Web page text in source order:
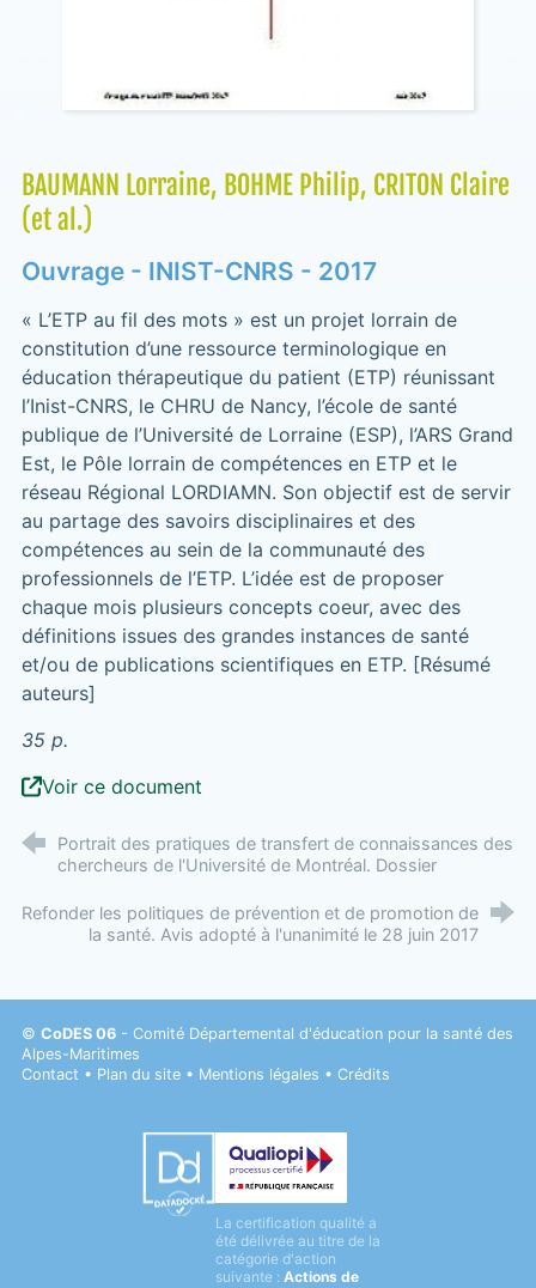
BAUMANN Lorraine, BOHME Philip, CRITON Claire
(et al.)
Ouvrage - INIST-CNRS - 2017
« L’ETP au fil des mots » est un projet lorrain de
constitution d’une ressource terminologique en
éducation thérapeutique du patient (ETP) réunissant
l’Inist-CNRS, le CHRU de Nancy, l’école de santé
publique de l’Université de Lorraine (ESP), l’ARS Grand
Est, le Pôle lorrain de compétences en ETP et le
réseau Régional LORDIAMN. Son objectif est de servir
au partage des savoirs disciplinaires et des
compétences au sein de la communauté des
professionnels de l’ETP. L’idée est de proposer
chaque mois plusieurs concepts coeur, avec des
définitions issues des grandes instances de santé
et/ou de publications scientifiques en ETP. [Résumé
auteurs]
35 p.
Voir ce document
Portrait des pratiques de transfert de connaissances des
chercheurs de l'Université de Montréal. Dossier
Refonder les politiques de prévention et de promotion de
la santé. Avis adopté à l'unanimité le 28 juin 2017
© CoDES 06- Comité Départemental d'éducation pour la santé des
Alpes-Maritimes
Contact • Plan du site• Mentions légales • Crédits
Datadock
Qualiopi
La certification qualité a
été délivrée au titre de la
catégorie d'action
suivante : Actions de